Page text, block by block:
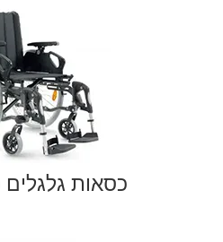
כסאות גלגלים